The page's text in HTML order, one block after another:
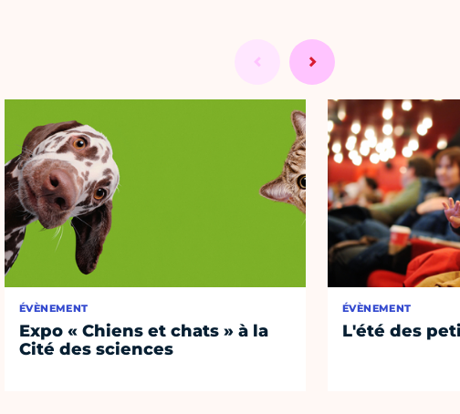
ÉVÈNEMENT
Expo « Chiens et chats » à la
Cité des sciences
ÉVÈNEMENT
L'été des